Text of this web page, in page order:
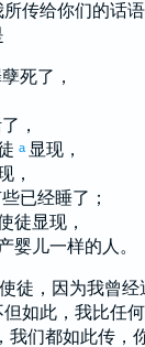
传给你们的话
死了，
，
a 显现，
，
已经睡了；
徒显现，
儿一样的人。
徒，因为我曾经
如此，我比任
们都如此传，